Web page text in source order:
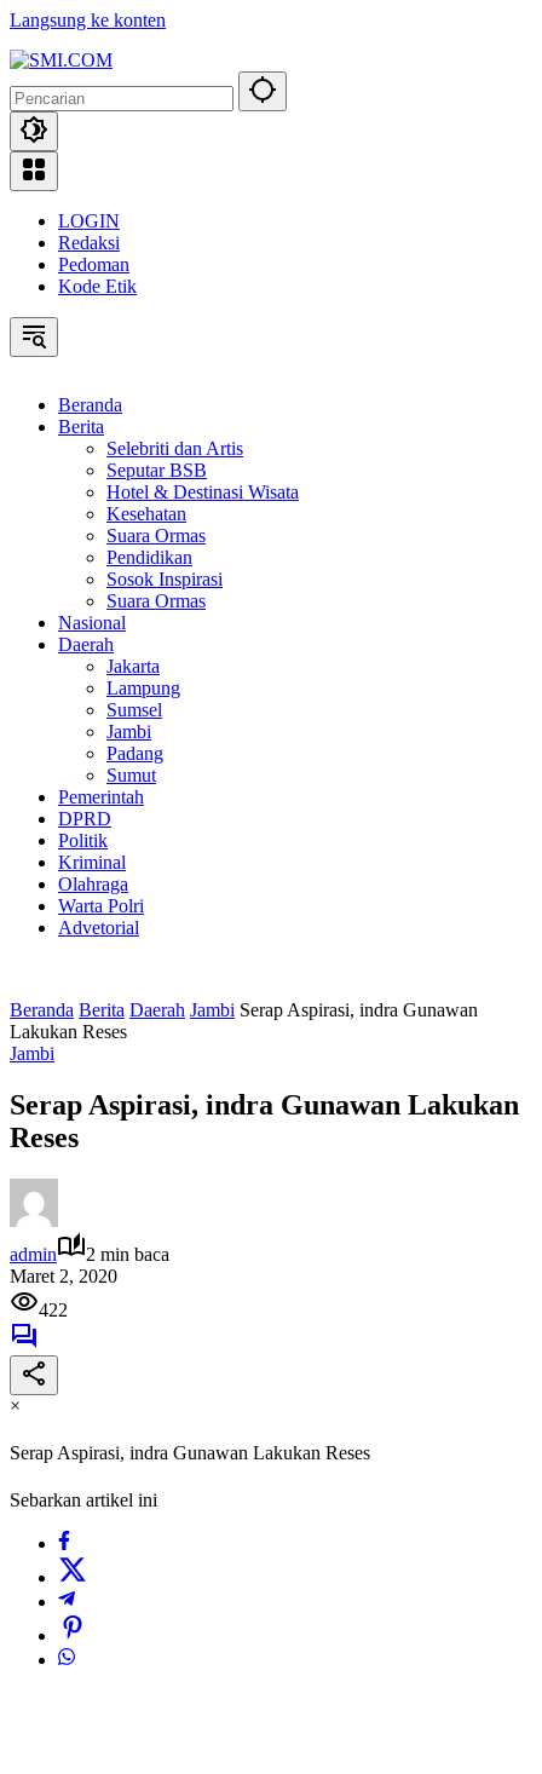
Langsung ke konten
LOGIN
Redaksi
Pedoman
Kode Etik
Beranda
Berita
Selebriti dan Artis
Seputar BSB
Hotel & Destinasi Wisata
Kesehatan
Suara Ormas
Pendidikan
Sosok Inspirasi
Suara Ormas
Nasional
Daerah
Jakarta
Lampung
Sumsel
Jambi
Padang
Sumut
Pemerintah
DPRD
Politik
Kriminal
Olahraga
Warta Polri
Advetorial
Beranda Berita Daerah Jambi Serap Aspirasi, indra Gunawan
Lakukan Reses
Jambi
Serap Aspirasi, indra Gunawan Lakukan
Reses
admin
2 min baca
Maret 2, 2020
422
×
Serap Aspirasi, indra Gunawan Lakukan Reses
Sebarkan artikel ini